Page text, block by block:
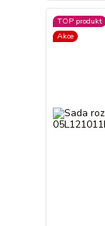
TOP produkt
Akce